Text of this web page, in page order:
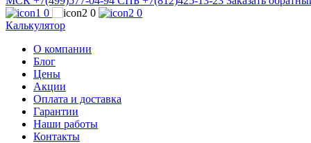
0
0
0
Калькулятор
О компании
Блог
Цены
Акции
Оплата и доставка
Гарантии
Наши работы
Контакты